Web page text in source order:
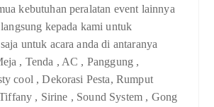
kebutuhan peralatan event lainnya
kepada kami untuk
untuk acara anda di antaranya
, Tenda , AC , Panggung ,
cool , Dekorasi Pesta, Rumput
, Sirine , Sound System , Gong